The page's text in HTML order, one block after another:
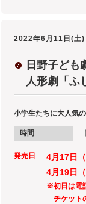
2022年6月11日(土)
日野子ども
人形劇「ふ
小学生たちに大人気
時間
発売日
4月17日
4月19日
※初日は電
チケット